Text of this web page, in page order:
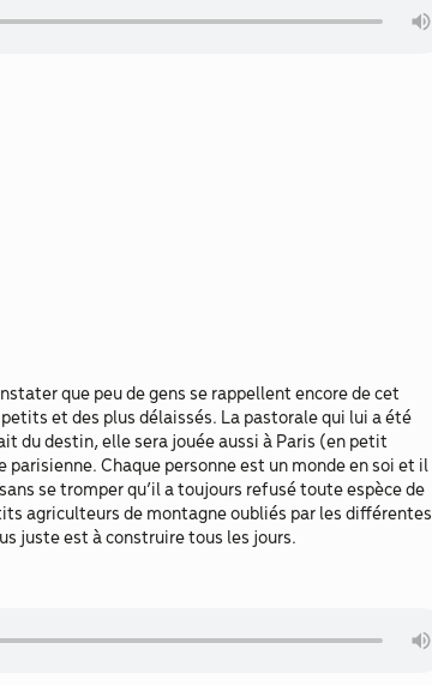
que peu de gens se rappellent encore de cet
et des plus délaissés. La pastorale qui lui a été
du destin, elle sera jouée aussi à Paris (en petit
Chaque personne est un monde en soi et il
se tromper qu’il a toujours refusé toute espèce de
agriculteurs de montagne oubliés par les différentes
juste est à construire tous les jours.